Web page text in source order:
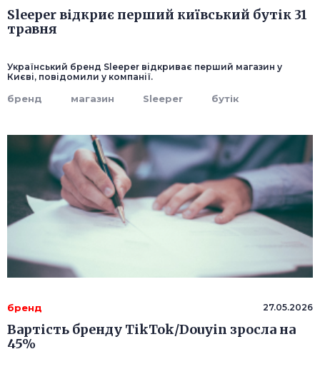
Sleeper відкриє перший київський бутік 31
травня
Український бренд Sleeper відкриває перший магазин у
Києві, повідомили у компанії.
бренд магазин Sleeper бутік
бренд 27.05.2026
Вартість бренду TikTok/Douyin зросла на
45%